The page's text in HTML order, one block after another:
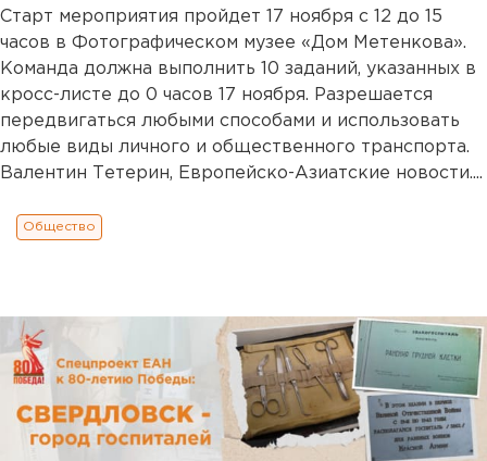
Старт мероприятия пройдет 17 ноября с 12 до 15
часов в Фотографическом музее «Дом Метенкова».
Команда должна выполнить 10 заданий, указанных в
кросс-листе до 0 часов 17 ноября. Разрешается
передвигаться любыми способами и использовать
любые виды личного и общественного транспорта.
Валентин Тетерин, Европейско-Азиатские новости....
Общество